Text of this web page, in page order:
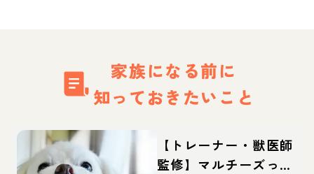
家族になる前に
知っておきたいこと
【トレーナー・獣医師
監修】マルチーズって